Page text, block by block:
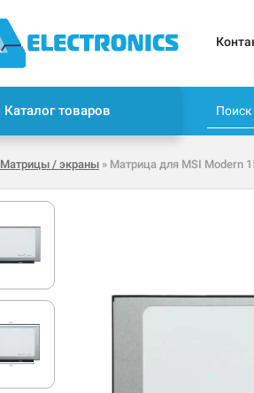
Каталог товаров
Матрицы / экраны » Матрица для MSI Modern